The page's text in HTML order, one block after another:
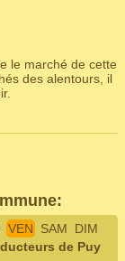
le marché de cette
des alentours, il
VEN SAM
DIM
de Puy